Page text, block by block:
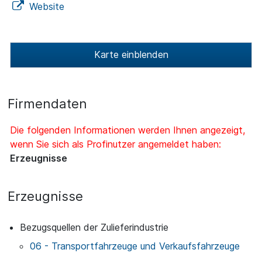
Website
Karte einblenden
Firmendaten
Die folgenden Informationen werden Ihnen angezeigt,
wenn Sie sich als Profinutzer angemeldet haben:
Erzeugnisse
Erzeugnisse
Bezugsquellen der Zulieferindustrie
06 - Transportfahrzeuge und Verkaufsfahrzeuge